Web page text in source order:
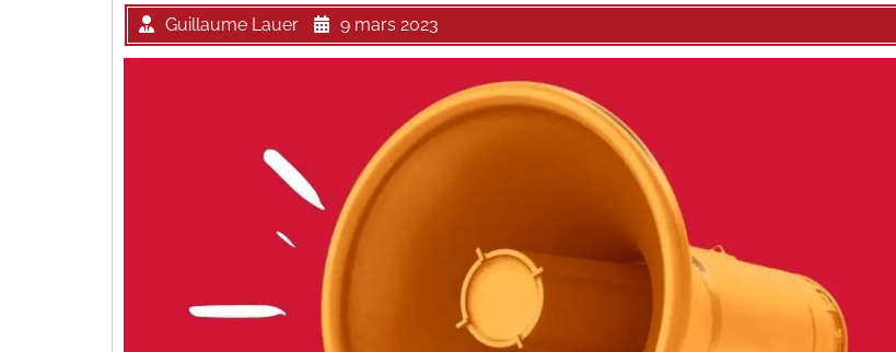
Guillaume Lauer 9 mars 2023